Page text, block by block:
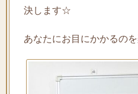
決します☆
あなたにお目にかかるの